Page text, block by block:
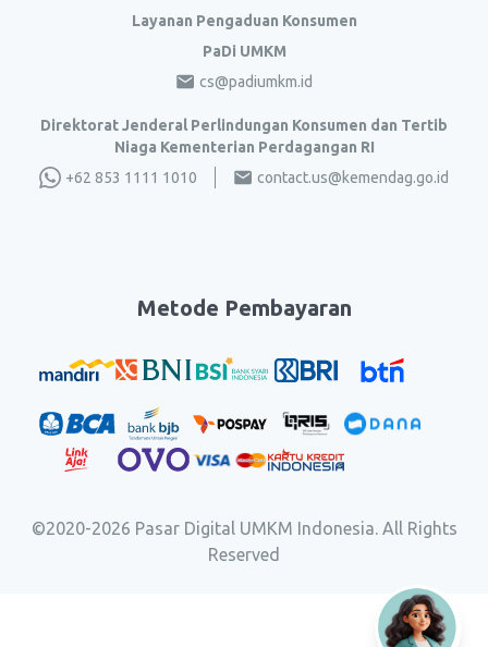
Layanan Pengaduan Konsumen
PaDi UMKM
cs@padiumkm.id
Direktorat Jenderal Perlindungan Konsumen dan Tertib
Niaga Kementerian Perdagangan RI
+62 853 1111 1010
contact.us@kemendag.go.id
Metode Pembayaran
©2020-2026 Pasar Digital UMKM Indonesia. All Rights
Reserved